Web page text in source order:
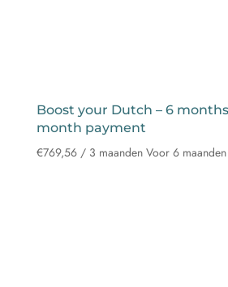
Boost your Dutch – 6 months
month payment
€769,56/ 3 maanden Voor 6 maanden